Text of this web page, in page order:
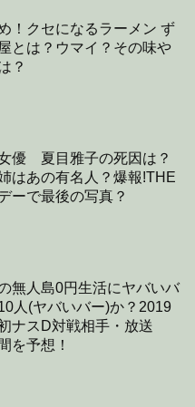
！クセになるラーメン ず
とは？ウマイ？その味や
？
優 夏目雅子の死因は？
はあの有名人？爆報!THE
ーで最後の写真？
無人島0円生活にヤバいバ
人(ヤバいバー)か？2019
ナスD対戦相手・放送
を予想！